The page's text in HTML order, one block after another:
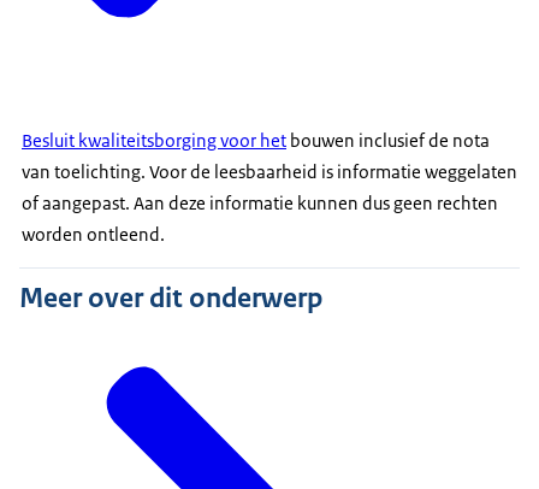
Besluit kwaliteitsborging voor het bouwen inclusief de nota
van toelichting. Voor de leesbaarheid is informatie weggelaten
of aangepast. Aan deze informatie kunnen dus geen rechten
worden ontleend.
Meer over dit onderwerp